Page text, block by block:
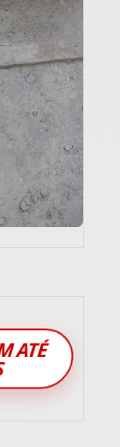
ATÉ